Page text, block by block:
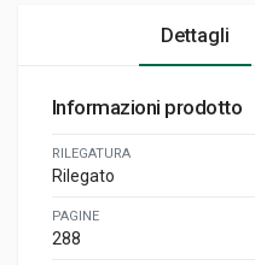
Dettagli
Informazioni prodotto
RILEGATURA
Rilegato
PAGINE
288